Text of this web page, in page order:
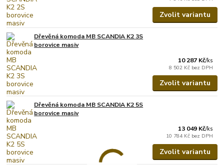
Zvolit variantu
Dřevěná komoda MB SCANDIA K2 3S
borovice masiv
10 287 Kč/ks
8 502 Kč bez DPH
Zvolit variantu
Dřevěná komoda MB SCANDIA K2 5S
borovice masiv
13 049 Kč/ks
10 784 Kč bez DPH
Zvolit variantu